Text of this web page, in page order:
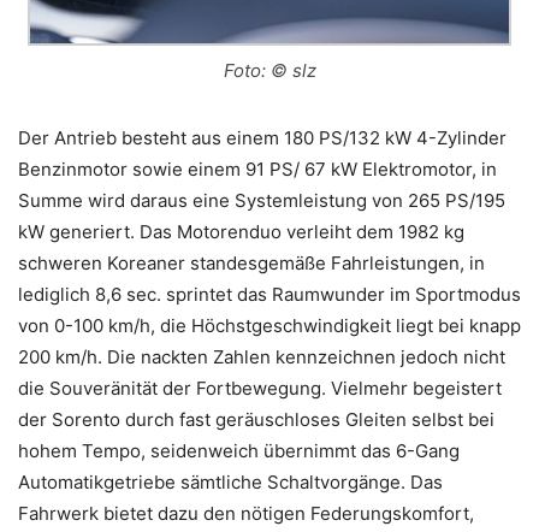
Foto: © slz
Der Antrieb besteht aus einem 180 PS/132 kW 4-Zylinder
Benzinmotor sowie einem 91 PS/ 67 kW Elektromotor, in
Summe wird daraus eine Systemleistung von 265 PS/195
kW generiert. Das Motorenduo verleiht dem 1982 kg
schweren Koreaner standesgemäße Fahrleistungen, in
lediglich 8,6 sec. sprintet das Raumwunder im Sportmodus
von 0-100 km/h, die Höchstgeschwindigkeit liegt bei knapp
200 km/h. Die nackten Zahlen kennzeichnen jedoch nicht
die Souveränität der Fortbewegung. Vielmehr begeistert
der Sorento durch fast geräuschloses Gleiten selbst bei
hohem Tempo, seidenweich übernimmt das 6-Gang
Automatikgetriebe sämtliche Schaltvorgänge. Das
Fahrwerk bietet dazu den nötigen Federungskomfort,